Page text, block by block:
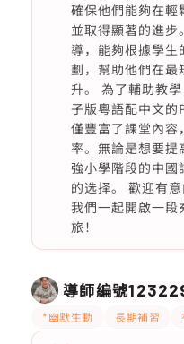
確保他們能夠在輕
並取得顯著的進
導，能夠根據學生
劃，幫助他們在最
升。 為了輔助教
子版粵語配中文的
僅豐富了課堂內容
率。無論是想要提
強小學階段的中國
的选择。 歡迎有
我們一起開啟一段
旅！
導師編號
*幽默生動 長期補習